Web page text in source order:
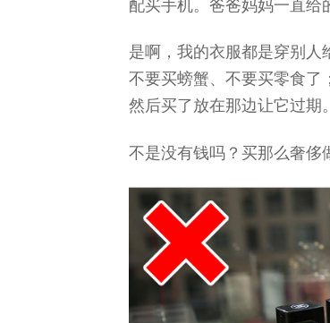
配买手机。爸爸妈妈一直给
是啊，我的衣服都是穿别人
不要买螃蟹、不要买零食了
然后买了放在那边让它过期。
不是没有钱吗？买那么奢侈